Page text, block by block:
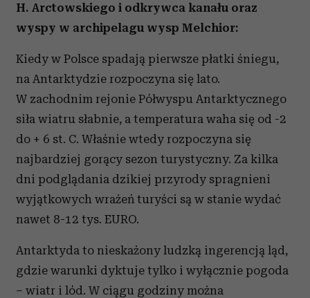
H. Arctowskiego i odkrywca kanału oraz
wyspy w archipelagu wysp Melchior:
Kiedy w Polsce spadają pierwsze płatki śniegu,
na Antarktydzie rozpoczyna się lato.
W zachodnim rejonie Półwyspu Antarktycznego
siła wiatru słabnie, a temperatura waha się od -2
do + 6 st. C. Właśnie wtedy rozpoczyna się
najbardziej gorący sezon turystyczny. Za kilka
dni podglądania dzikiej przyrody spragnieni
wyjątkowych wrażeń turyści są w stanie wydać
nawet 8-12 tys. EURO.
Antarktyda to nieskażony ludzką ingerencją ląd,
gdzie warunki dyktuje tylko i wyłącznie pogoda
– wiatr i lód. W ciągu godziny można